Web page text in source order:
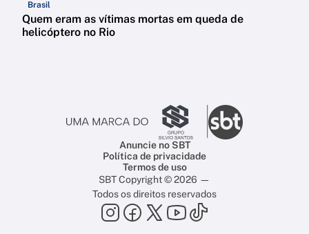
Brasil
Quem eram as vítimas mortas em queda de
helicóptero no Rio
Anuncie no SBT
Política de privacidade
Termos de uso
SBT Copyright © 2026 —
Todos os direitos reservados